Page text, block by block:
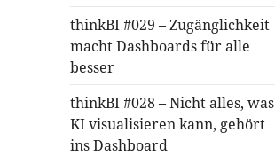
thinkBI #029 – Zugänglichkeit
macht Dashboards für alle
besser
thinkBI #028 – Nicht alles, was
KI visualisieren kann, gehört
ins Dashboard